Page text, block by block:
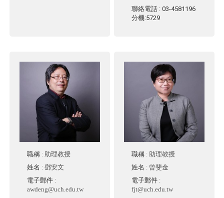
聯絡電話 : 03-4581196
分機:5729
職稱 :助理教授
姓名 :鄧安文
電子郵件 :
awdeng@uch.edu.tw
職稱 :助理教授
姓名 : 曾斐金
電子郵件 :
fjt@uch.edu.tw